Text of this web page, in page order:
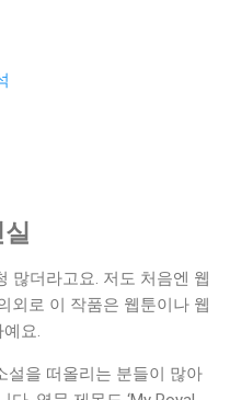
많더라고요. 저도 처음엔 웹
외로 이 작품은 웹툰이나 웹
요.
설을 떠올리는 분들이 많아